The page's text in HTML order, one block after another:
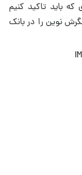
باید تاکید کنیم
نوین را در بانک